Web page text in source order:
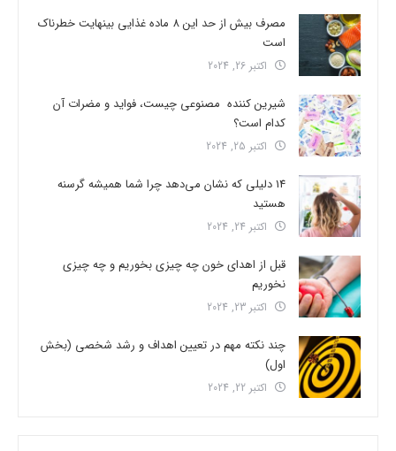
مصرف بیش از حد این 8 ماده غذایی بینهایت خطرناک
است
اکتبر 26, 2024
شیرین کننده مصنوعی چیست، فواید و مضرات آن
کدام است؟
اکتبر 25, 2024
14 دلیلی که نشان می‌دهد چرا شما همیشه گرسنه
هستید
اکتبر 24, 2024
قبل از اهدای خون چه چیزی بخوریم و چه چیزی
نخوریم
اکتبر 23, 2024
چند نکته مهم در تعیین اهداف و رشد شخصی (بخش
اول)
اکتبر 22, 2024